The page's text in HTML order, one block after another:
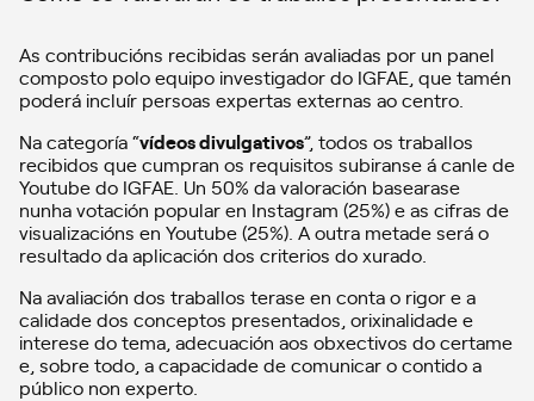
As contribucións recibidas serán avaliadas por un panel
composto polo equipo investigador do IGFAE, que tamén
poderá incluír persoas expertas externas ao centro.
Na categoría “vídeos divulgativos”, todos os traballos
recibidos que cumpran os requisitos subiranse á canle de
Youtube do IGFAE. Un 50% da valoración basearase
nunha votación popular en Instagram (25%) e as cifras de
visualizacións en Youtube (25%). A outra metade será o
resultado da aplicación dos criterios do xurado.
Na avaliación dos traballos terase en conta o rigor e a
calidade dos conceptos presentados, orixinalidade e
interese do tema, adecuación aos obxectivos do certame
e, sobre todo, a capacidade de comunicar o contido a
público non experto.